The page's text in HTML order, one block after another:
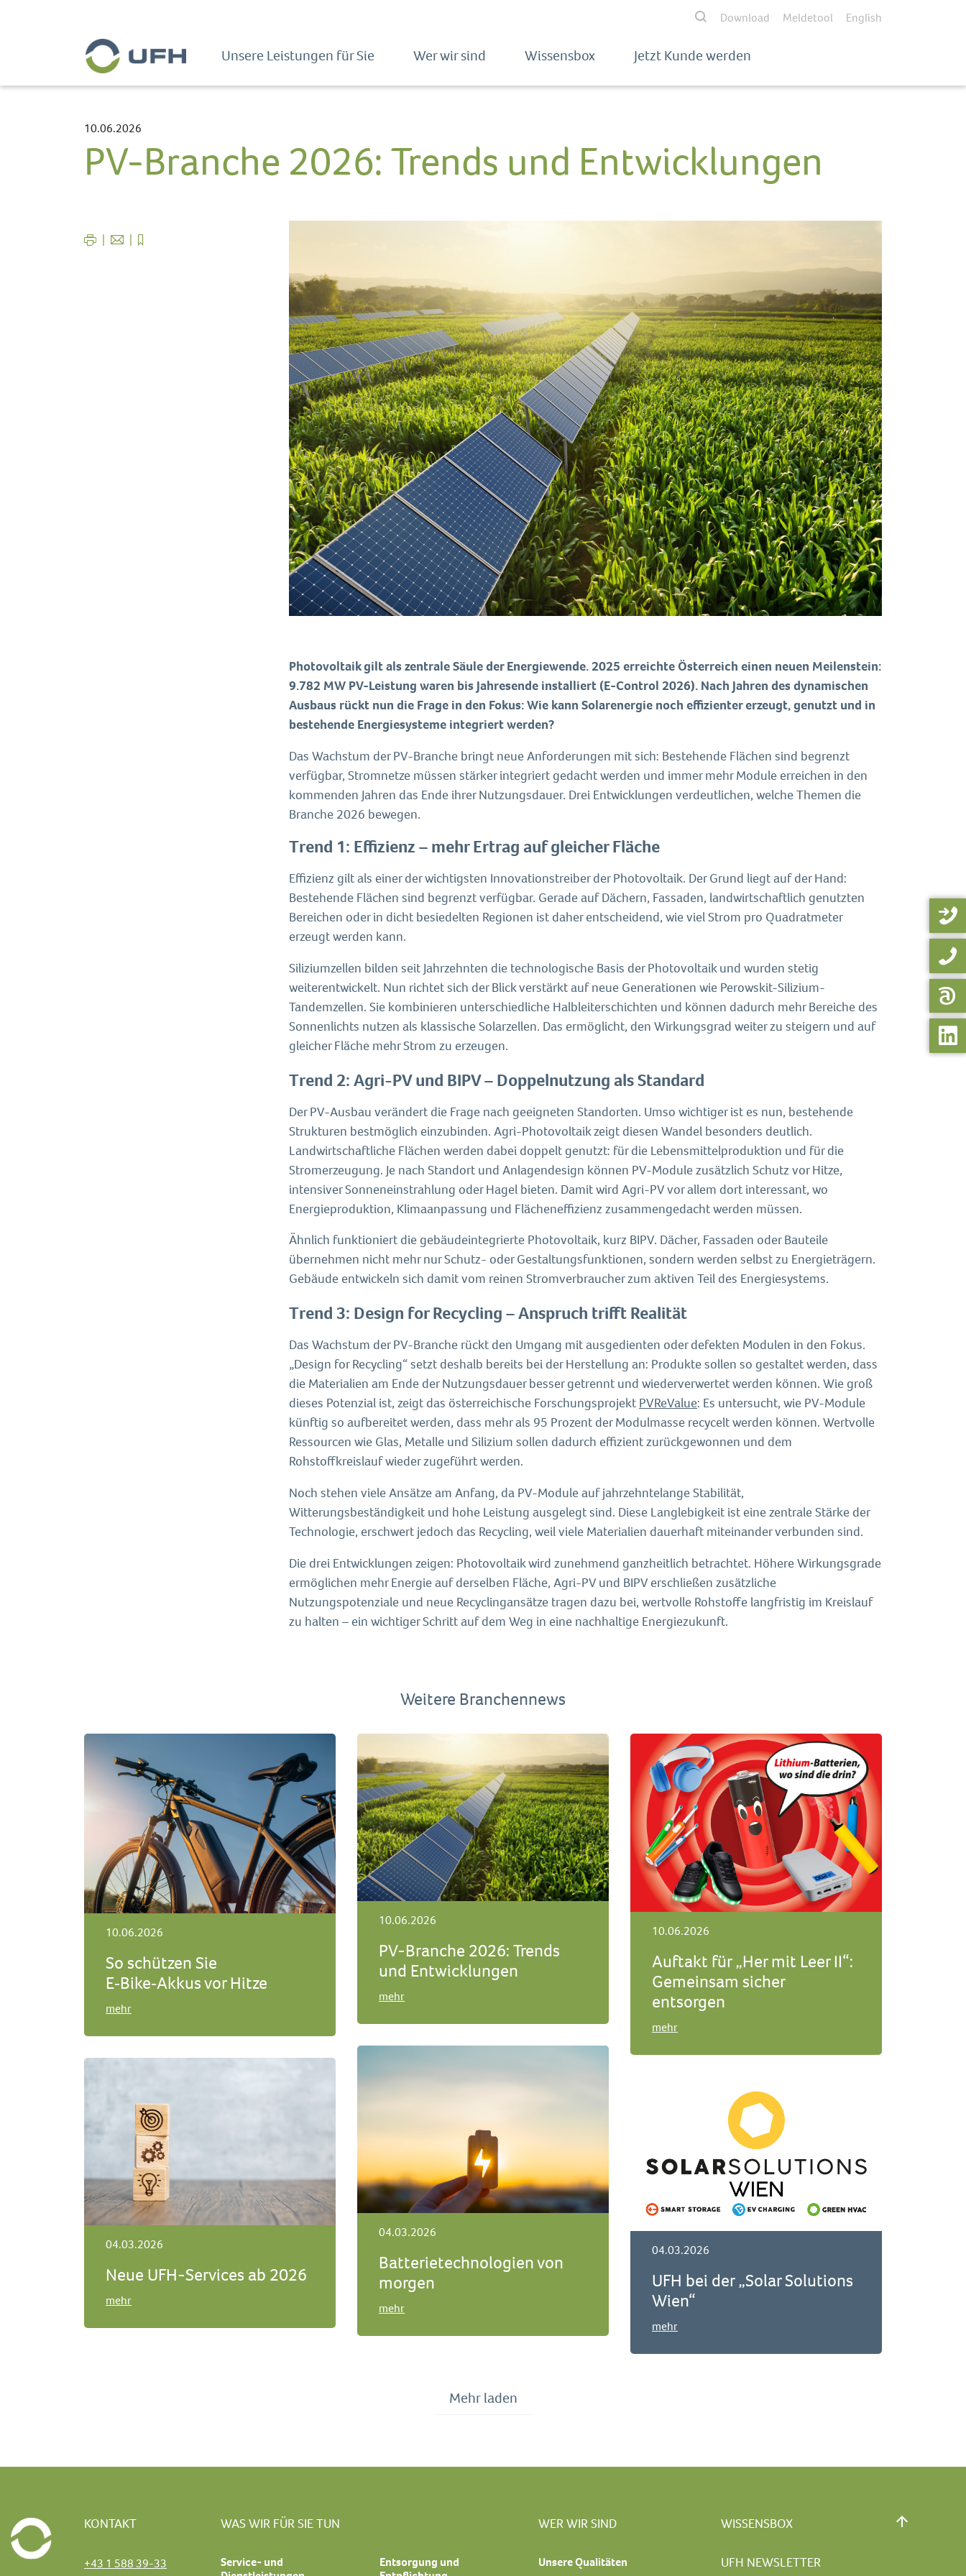
Download Meldetool English
Unsere Leistungen für Sie Wer wir sind Wissensbox Jetzt Kunde werden
10.06.2026
PV-Branche 2026: Trends und Entwicklungen
Photovoltaik gilt als zentrale Säule der Energiewende. 2025 erreichte Österreich einen neuen Meilenstein:
9.782 MW PV-Leistung waren bis Jahresende installiert (E-Control 2026). Nach Jahren des dynamischen
Ausbaus rückt nun die Frage in den Fokus: Wie kann Solarenergie noch effizienter erzeugt, genutzt und in
bestehende Energiesysteme integriert werden?
Das Wachstum der PV-Branche bringt neue Anforderungen mit sich: Bestehende Flächen sind begrenzt
verfügbar, Stromnetze müssen stärker integriert gedacht werden und immer mehr Module erreichen in den
kommenden Jahren das Ende ihrer Nutzungsdauer. Drei Entwicklungen verdeutlichen, welche Themen die
Branche 2026 bewegen.
Trend 1: Effizienz – mehr Ertrag auf gleicher Fläche
Effizienz gilt als einer der wichtigsten Innovationstreiber der Photovoltaik. Der Grund liegt auf der Hand:
Bestehende Flächen sind begrenzt verfügbar. Gerade auf Dächern, Fassaden, landwirtschaftlich genutzten
Bereichen oder in dicht besiedelten Regionen ist daher entscheidend, wie viel Strom pro Quadratmeter
erzeugt werden kann.
Siliziumzellen bilden seit Jahrzehnten die technologische Basis der Photovoltaik und wurden stetig
weiterentwickelt. Nun richtet sich der Blick verstärkt auf neue Generationen wie Perowskit-Silizium-
Tandemzellen. Sie kombinieren unterschiedliche Halbleiterschichten und können dadurch mehr Bereiche des
Sonnenlichts nutzen als klassische Solarzellen. Das ermöglicht, den Wirkungsgrad weiter zu steigern und auf
gleicher Fläche mehr Strom zu erzeugen.
Trend 2: Agri-PV und BIPV – Doppelnutzung als Standard
Der PV-Ausbau verändert die Frage nach geeigneten Standorten. Umso wichtiger ist es nun, bestehende
Strukturen bestmöglich einzubinden. Agri-Photovoltaik zeigt diesen Wandel besonders deutlich.
Landwirtschaftliche Flächen werden dabei doppelt genutzt: für die Lebensmittelproduktion und für die
Stromerzeugung. Je nach Standort und Anlagendesign können PV-Module zusätzlich Schutz vor Hitze,
intensiver Sonneneinstrahlung oder Hagel bieten. Damit wird Agri-PV vor allem dort interessant, wo
Energieproduktion, Klimaanpassung und Flächeneffizienz zusammengedacht werden müssen.
Ähnlich funktioniert die gebäudeintegrierte Photovoltaik, kurz BIPV. Dächer, Fassaden oder Bauteile
übernehmen nicht mehr nur Schutz- oder Gestaltungsfunktionen, sondern werden selbst zu Energieträgern.
Gebäude entwickeln sich damit vom reinen Stromverbraucher zum aktiven Teil des Energiesystems.
Trend 3: Design for Recycling – Anspruch trifft Realität
Das Wachstum der PV-Branche rückt den Umgang mit ausgedienten oder defekten Modulen in den Fokus.
„Design for Recycling“ setzt deshalb bereits bei der Herstellung an: Produkte sollen so gestaltet werden, dass
die Materialien am Ende der Nutzungsdauer besser getrennt und wiederverwertet werden können. Wie groß
dieses Potenzial ist, zeigt das österreichische Forschungsprojekt PVReValue: Es untersucht, wie PV-Module
künftig so aufbereitet werden, dass mehr als 95 Prozent der Modulmasse recycelt werden können. Wertvolle
Ressourcen wie Glas, Metalle und Silizium sollen dadurch effizient zurückgewonnen und dem
Rohstoffkreislauf wieder zugeführt werden.
Noch stehen viele Ansätze am Anfang, da PV-Module auf jahrzehntelange Stabilität,
Witterungsbeständigkeit und hohe Leistung ausgelegt sind. Diese Langlebigkeit ist eine zentrale Stärke der
Technologie, erschwert jedoch das Recycling, weil viele Materialien dauerhaft miteinander verbunden sind.
Die drei Entwicklungen zeigen: Photovoltaik wird zunehmend ganzheitlich betrachtet. Höhere Wirkungsgrade
ermöglichen mehr Energie auf derselben Fläche, Agri-PV und BIPV erschließen zusätzliche
Nutzungspotenziale und neue Recyclingansätze tragen dazu bei, wertvolle Rohstoffe langfristig im Kreislauf
zu halten – ein wichtiger Schritt auf dem Weg in eine nachhaltige Energiezukunft.
Weitere Branchennews
10.06.2026
So schützen Sie
E‑Bike‑Akkus vor Hitze
mehr
10.06.2026
PV-Branche 2026: Trends
und Entwicklungen
mehr
10.06.2026
Auftakt für „Her mit Leer II“:
Gemeinsam sicher
entsorgen
mehr
04.03.2026
Neue UFH-Services ab 2026
mehr
04.03.2026
Batterietechnologien von
morgen
mehr
04.03.2026
UFH bei der „Solar Solutions
Wien“
mehr
Mehr laden
KONTAKT
+43 1 588 39-33
WAS WIR FÜR SIE TUN
Service- und
Entsorgung und
WER WIR SIND
Unsere Qualitäten
WISSENSBOX
UFH NEWSLETTER